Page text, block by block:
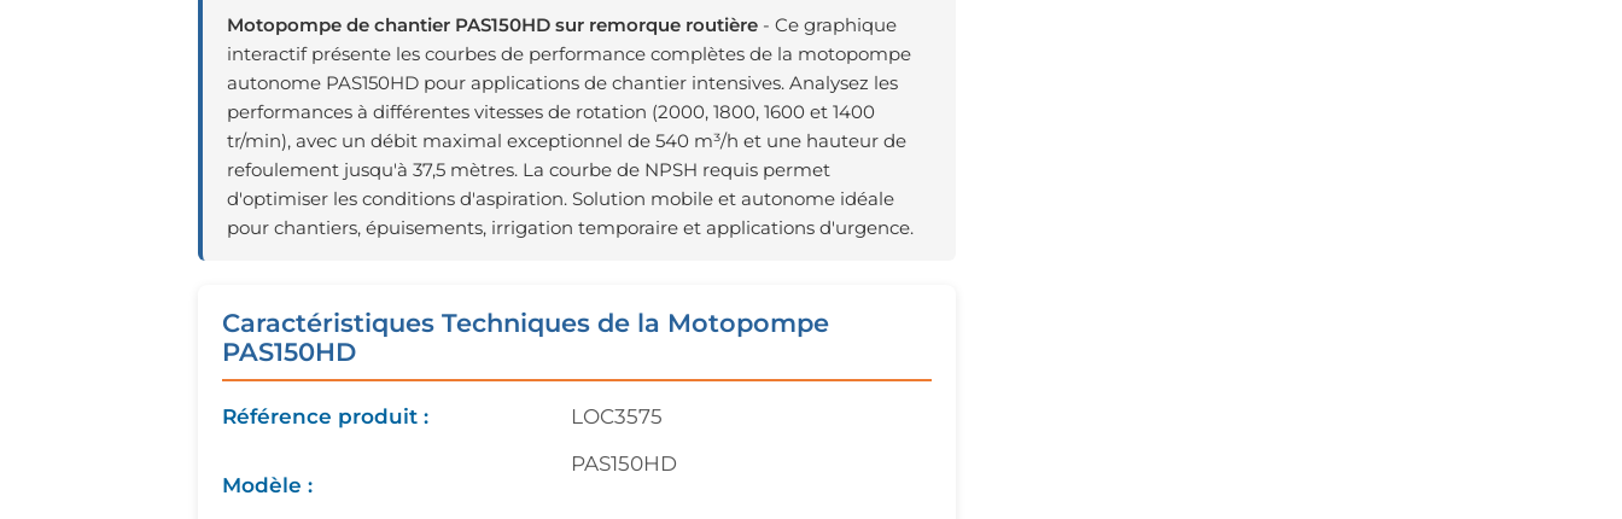
Motopompe de chantier PAS150HD sur remorque routière - Ce graphique
interactif présente les courbes de performance complètes de la motopompe
autonome PAS150HD pour applications de chantier intensives. Analysez les
performances à différentes vitesses de rotation (2000, 1800, 1600 et 1400
tr/min), avec un débit maximal exceptionnel de 540 m³/h et une hauteur de
refoulement jusqu'à 37,5 mètres. La courbe de NPSH requis permet
d'optimiser les conditions d'aspiration. Solution mobile et autonome idéale
pour chantiers, épuisements, irrigation temporaire et applications d'urgence.
Caractéristiques Techniques de la Motopompe
PAS150HD
Référence produit : LOC3575
Modèle :
PAS150HD